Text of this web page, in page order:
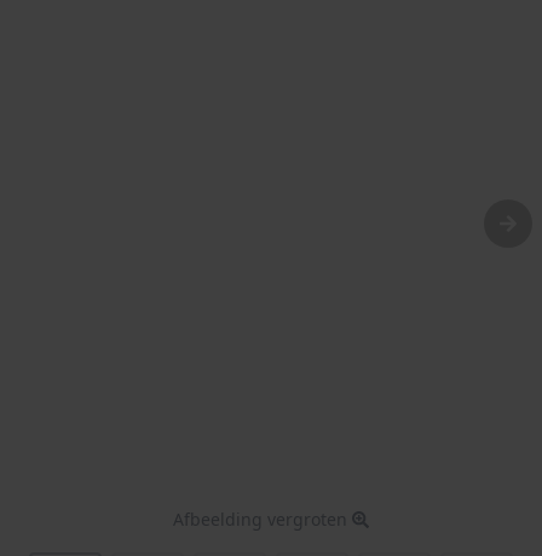
Afbeelding vergroten